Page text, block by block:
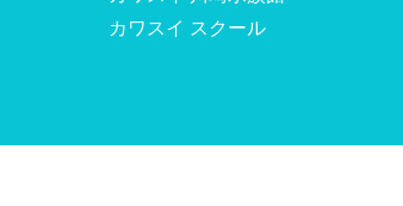
カワスイ スクール